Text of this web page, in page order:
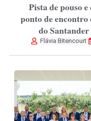
Pista de pouso
ponto de
do
Flávia Bitencourt